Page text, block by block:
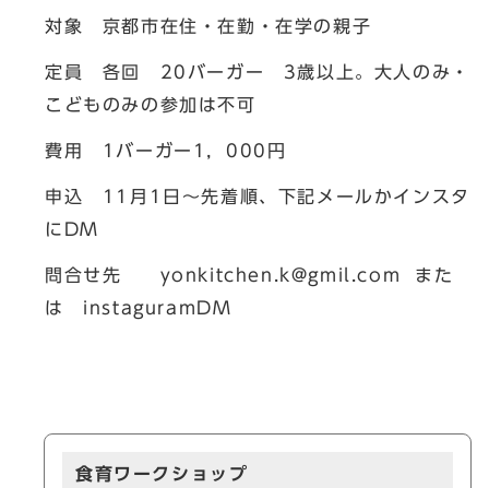
対象 京都市在住・在勤・在学の親子
定員 各回 20バーガー 3歳以上。大人のみ・
こどものみの参加は不可
費用 1バーガー1，000円
申込 11月1日～先着順、下記メールかインスタ
にDM
問合せ先 yonkitchen.k@gmil.com
また
は instaguramDM
食育ワークショップ